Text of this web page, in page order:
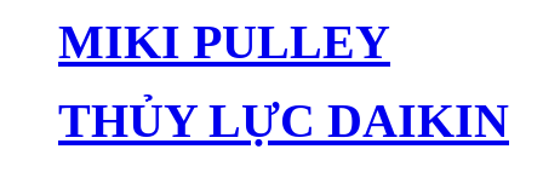
MIKI PULLEY
THỦY LỰC DAIKIN